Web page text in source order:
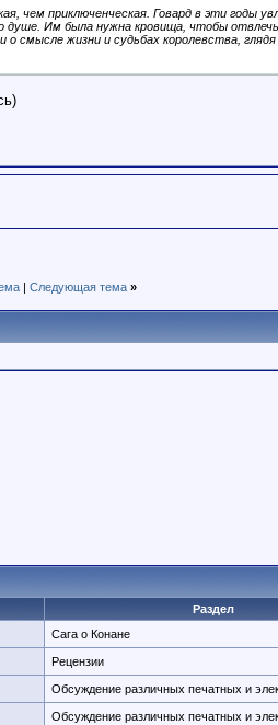
чем приключенческая. Говард в эти годы
Им была нужна кровища, чтобы
смысле жизни и судьбах королевства,
| Следующая тема »
Раздел
Сага о Конане
Рецензии
Обсуждение различных печатных и
Обсуждение различных печатных и